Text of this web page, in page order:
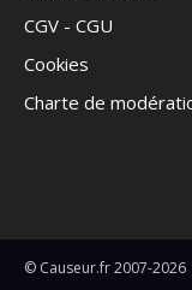
CGV - CGU
Cookies
Charte de
© Causeur.fr 2007-2026